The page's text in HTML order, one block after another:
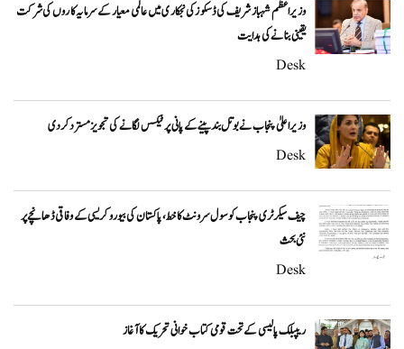
وزیراعظم شہباز شریف کی ڈسکوز کی نجکاری میں عالمی معیار کے سرمایہ کاروں کی شرکت
یقینی بنانے کی ہدایت
Desk
وزیراعلیٰ پنجاب نے بوتل بند پینے کے پانی پر ٹیکس لگانے کی تجویز مسترد کر دی
Desk
چیف سیکرٹری پنجاب کو سول سرونٹ کا خط، پاکستان کی بیوروکریسی کے وفاقی ڈھانچے پر
نئی بحث
Desk
ریپبلک پالیسی کے تحت قومی کتاب خوانی تحریک کا آغاز